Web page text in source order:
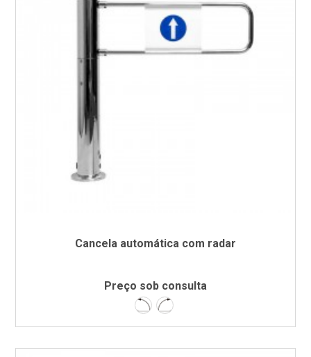
Cancela automática com radar
Preço sob consulta
Esquerda
Direita